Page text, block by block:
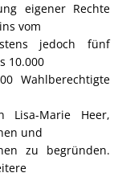
eigener Rechte
vom
jedoch fünf
10.000
Wahlberechtigte
Marie Heer,
und
zu begründen.